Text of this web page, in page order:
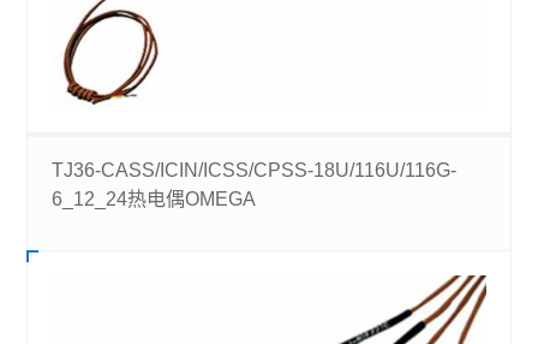
TJ36-CASS/ICIN/ICSS/CPSS-18U/116U/116G-
6_12_24热电偶OMEGA